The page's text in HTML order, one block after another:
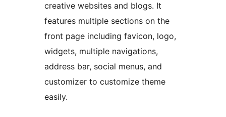
creative websites and blogs. It
features multiple sections on the
front page including favicon, logo,
widgets, multiple navigations,
address bar, social menus, and
customizer to customize theme
easily.